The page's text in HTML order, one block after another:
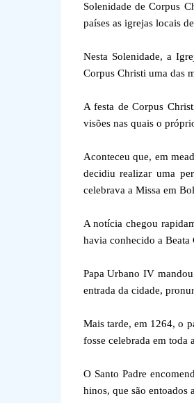
Solenidade de Corpus
países as igrejas locais
Nesta Solenidade, a
Corpus Christi uma das
A festa de Corpus
visões nas quais o
Aconteceu que, em
decidiu realizar uma
celebrava a Missa em
A notícia chegou
havia conhecido a Beata
Papa Urbano IV
entrada da cidade,
Mais tarde, em 1264, o
fosse celebrada em toda
O Santo Padre
hinos, que são entoados